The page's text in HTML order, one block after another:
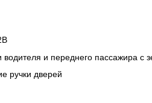
и переднего пассажира с
ручки дверей